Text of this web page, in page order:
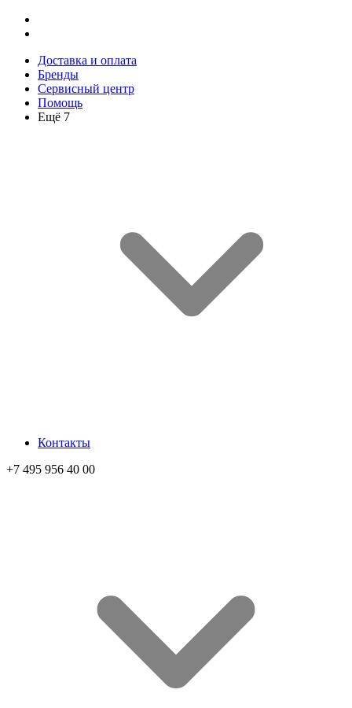
Доставка и оплата
Бренды
Сервисный центр
Помощь
Ещё 7
Контакты
+7 495 956 40 00